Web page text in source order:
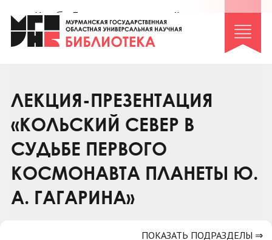
Клуб «Гиря и сельдерей»
Клуб «Семейный архив»
Коллегам
Контакты
ЛЕКЦИЯ-ПРЕЗЕНТАЦИЯ
«КОЛЬСКИЙ СЕВЕР В
СУДЬБЕ ПЕРВОГО
КОСМОНАВТА ПЛАНЕТЫ Ю.
А. ГАГАРИНА»
ПОКАЗАТЬ ПОДРАЗДЕЛЫ ⇒